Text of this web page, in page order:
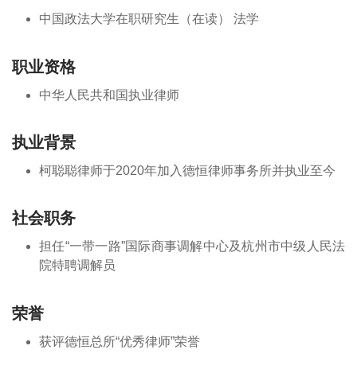
中国政法大学在职研究生（在读） 法学
职业资格
中华人民共和国执业律师
执业背景
柯聪聪律师于2020年加入德恒律师事务所并执业至今
社会职务
担任“一带一路”国际商事调解中心及杭州市中级人民法
院特聘调解员
荣誉
获评德恒总所“优秀律师”荣誉